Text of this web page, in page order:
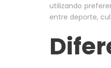
utilizando
entre deporte,